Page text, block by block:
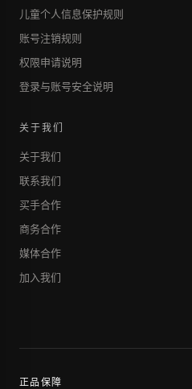
儿童个人信息保护规则
账号注销规则
权限申请说明
登录与账号安全说明
关于我们
关于我们
联系我们
买手合作
商务合作
媒体合作
加入我们
正品保障